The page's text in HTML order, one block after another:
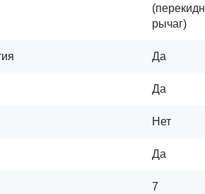
рычаг)
Да
Да
Нет
Да
7